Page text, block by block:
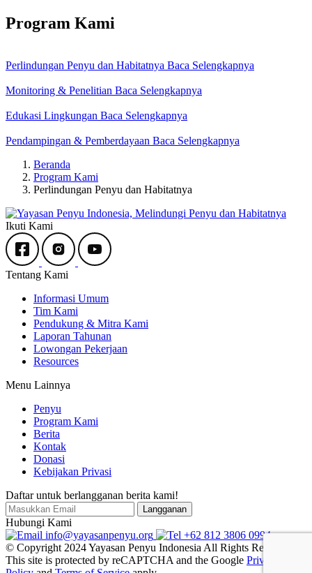
Program Kami
Perlindungan Penyu dan Habitatnya Baca Selengkapnya
Monitoring & Penelitian Baca Selengkapnya
Edukasi Lingkungan Baca Selengkapnya
Pendampingan & Pemberdayaan Baca Selengkapnya
Beranda
Program Kami
Perlindungan Penyu dan Habitatnya
Ikuti Kami
Tentang Kami
Informasi Umum
Tim Kami
Pendukung & Mitra Kami
Laporan Tahunan
Lowongan Pekerjaan
Resources
Menu Lainnya
Penyu
Program Kami
Berita
Kontak
Donasi
Kebijakan Privasi
Daftar untuk berlangganan berita kami!
Hubungi Kami
info@yayasanpenyu.org
+62 812 3806 0994
© Copyright 2024 Yayasan Penyu Indonesia All Rights Reserved
This site is protected by reCAPTCHA and the Google Privacy